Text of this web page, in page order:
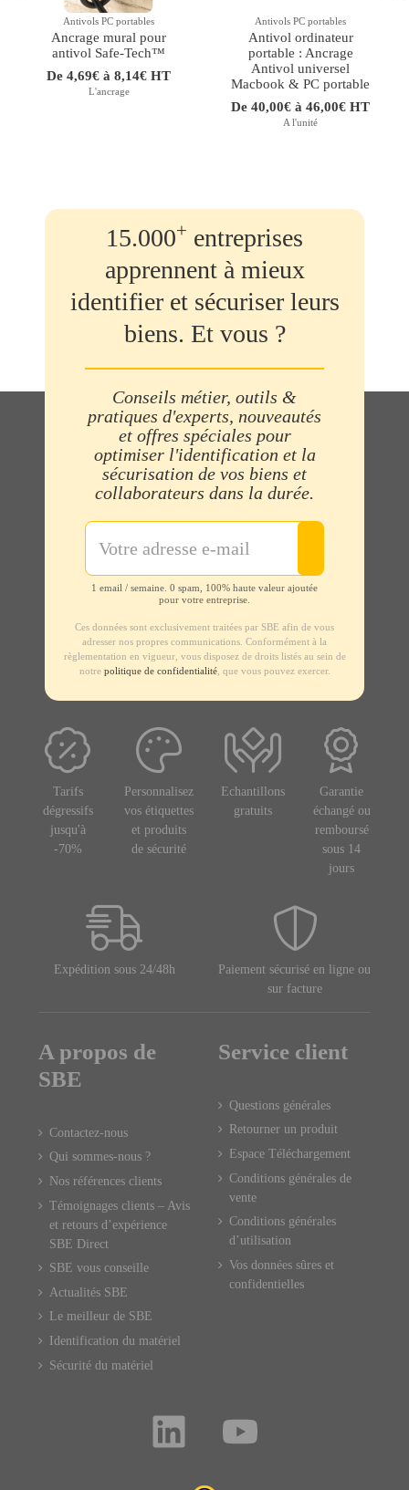
Antivols PC portables
Ancrage mural pour
antivol Safe-Tech™
De 4,69€ à 8,14€ HT
L'ancrage
Antivols PC portables
Antivol ordinateur
portable : Ancrage
Antivol universel
Macbook & PC portable
De 40,00€ à 46,00€ HT
A l'unité
15.000+ entreprises
apprennent à mieux
identifier et sécuriser leurs
biens. Et vous ?
Conseils métier, outils &
pratiques d'experts, nouveautés
et offres spéciales pour
optimiser l'identification et la
sécurisation de vos biens et
collaborateurs dans la durée.
1 email / semaine. 0 spam, 100% haute valeur ajoutée
pour votre entreprise.
Ces données sont exclusivement traitées par SBE afin de vous
adresser nos propres communications. Conformément à la
règlementation en vigueur, vous disposez de droits listés au sein de
notre politique de confidentialité, que vous pouvez exercer.
Tarifs
dégressifs
jusqu'à
-70%
Personnalisez
vos étiquettes
et produits
de sécurité
Echantillons
gratuits
Garantie
échangé ou
remboursé
sous 14
jours
Expédition sous 24/48h
Paiement sécurisé en ligne ou
sur facture
A propos de
SBE
Contactez-nous
Qui sommes-nous ?
Nos références clients
Témoignages clients – Avis
et retours d’expérience
SBE Direct
SBE vous conseille
Actualités SBE
Le meilleur de SBE
Identification du matériel
Sécurité du matériel
Service client
Questions générales
Retourner un produit
Espace Téléchargement
Conditions générales de
vente
Conditions générales
d’utilisation
Vos données sûres et
confidentielles